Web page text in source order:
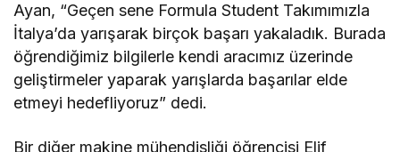
Ayan, “Geçen sene Formula Student Takımımızla
İtalya’da yarışarak birçok başarı yakaladık. Burada
öğrendiğimiz bilgilerle kendi aracımız üzerinde
geliştirmeler yaparak yarışlarda başarılar elde
etmeyi hedefliyoruz” dedi.
Bir diğer makine mühendisliği öğrencisi Elif